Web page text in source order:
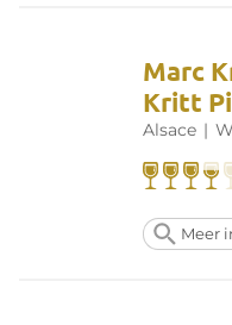
Marc
Kritt
Alsace |
Meer